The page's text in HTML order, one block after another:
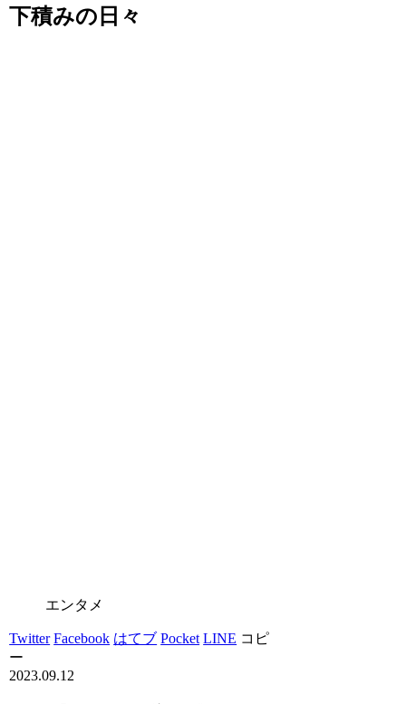
下積みの日々
エンタメ
Twitter Facebook はてブ Pocket LINE コピ
ー
2023.09.12